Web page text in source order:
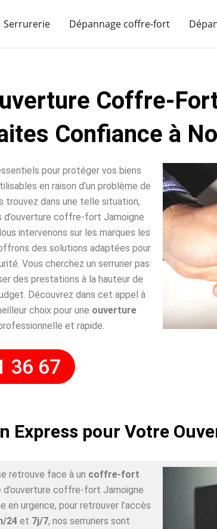
Serrurerie Dépannage coffre-fort
Coffre-
Confiance à
pour protéger vos biens
en raison d’un problème de
trouvez dans une telle situation,
d’ouverture coffre-fort Jamoigne
intervenons sur les marques les
des solutions adaptées pour
Vous cherchez un serrurier pas
des prestations à la hauteur de
Découvrez dans cet appel à
choix pour une ouverture
et rapide.
36 67
Express pour Votre
retrouve face à un coffre-fort
d’ouverture coffre-fort Jamoigne
en urgence, pour retrouver l’accès
24 et 7j/7, nos serruriers sont